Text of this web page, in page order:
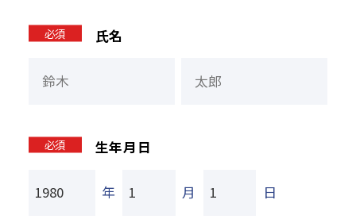
氏名
必須
生年月日
必須
年 月 日